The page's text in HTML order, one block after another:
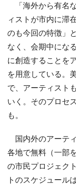
「海外から有名
ィストが市内に滞
のも今回の特徴」
なく、会期中にな
に創造することを
を用意している。
で、アーティスト
いく。そのプロセ
も。
国内外のアーテ
各地で無料（一部
の市民プロジェク
トのスケジュール